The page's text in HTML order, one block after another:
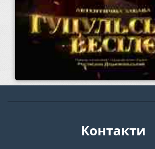
Контакти